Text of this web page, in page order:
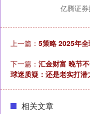
亿腾证券
上一篇： 5策略 2025年
下一篇： 汇金财富 晚节
球迷质疑：还是老实打潜
相关文章